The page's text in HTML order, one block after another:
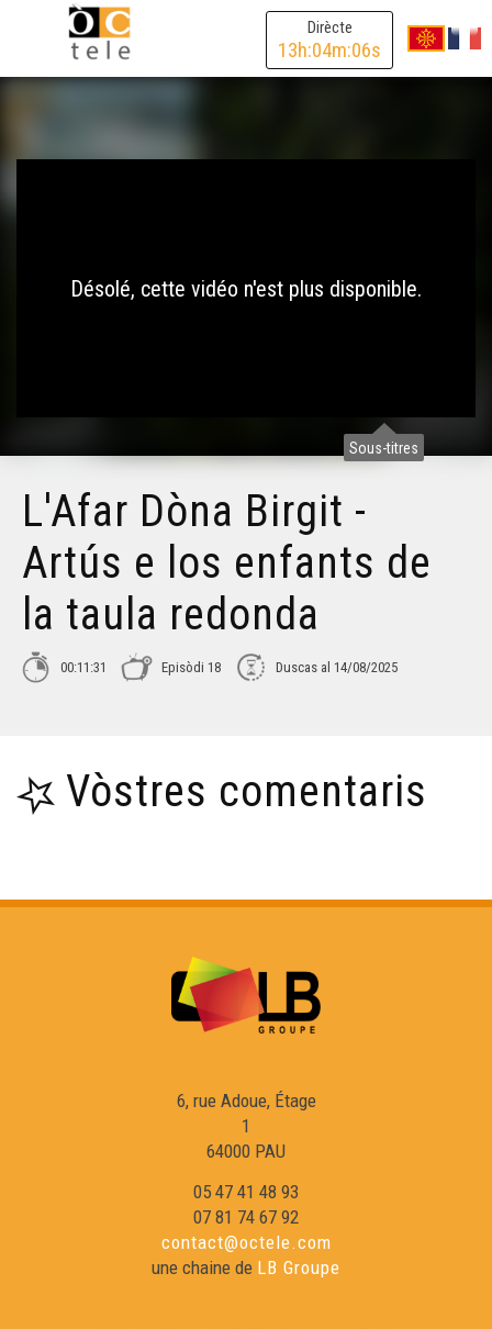
Dirècte
13h:04m:06s
Sous-titres
Désolé, cette vidéo n'est plus disponible.
L'Afar Dòna Birgit -
Artús e los enfants de
la taula redonda
00:11:31 Episòdi 18 Duscas al 14/08/2025
Vòstres comentaris
6, rue Adoue, Étage
1
64000 PAU
05 47 41 48 93
07 81 74 67 92
contact@octele.com
une chaine de LB Groupe